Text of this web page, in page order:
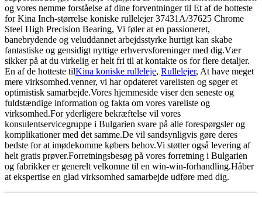
og vores nemme forståelse af dine forventninger til Et af de hotteste
for Kina Inch-størrelse koniske rullelejer 37431A/37625 Chrome
Steel High Precision Bearing, Vi føler at en passioneret,
banebrydende og veluddannet arbejdsstyrke hurtigt kan skabe
fantastiske og gensidigt nyttige erhvervsforeninger med dig.Vær
sikker på at du virkelig er helt fri til at kontakte os for flere detaljer.
En af de hotteste tilKina koniske rulleleje, Rullelejer, At have meget
mere virksomhed.venner, vi har opdateret varelisten og søger et
optimistisk samarbejde.Vores hjemmeside viser den seneste og
fuldstændige information og fakta om vores vareliste og
virksomhed.For yderligere bekræftelse vil vores
konsulentservicegruppe i Bulgarien svare på alle forespørgsler og
komplikationer med det samme.De vil sandsynligvis gøre deres
bedste for at imødekomme købers behov.Vi støtter også levering af
helt gratis prøver.Forretningsbesøg på vores forretning i Bulgarien
og fabrikker er generelt velkomne til en win-win-forhandling.Håber
at ekspertise en glad virksomhed samarbejde udføre med dig.